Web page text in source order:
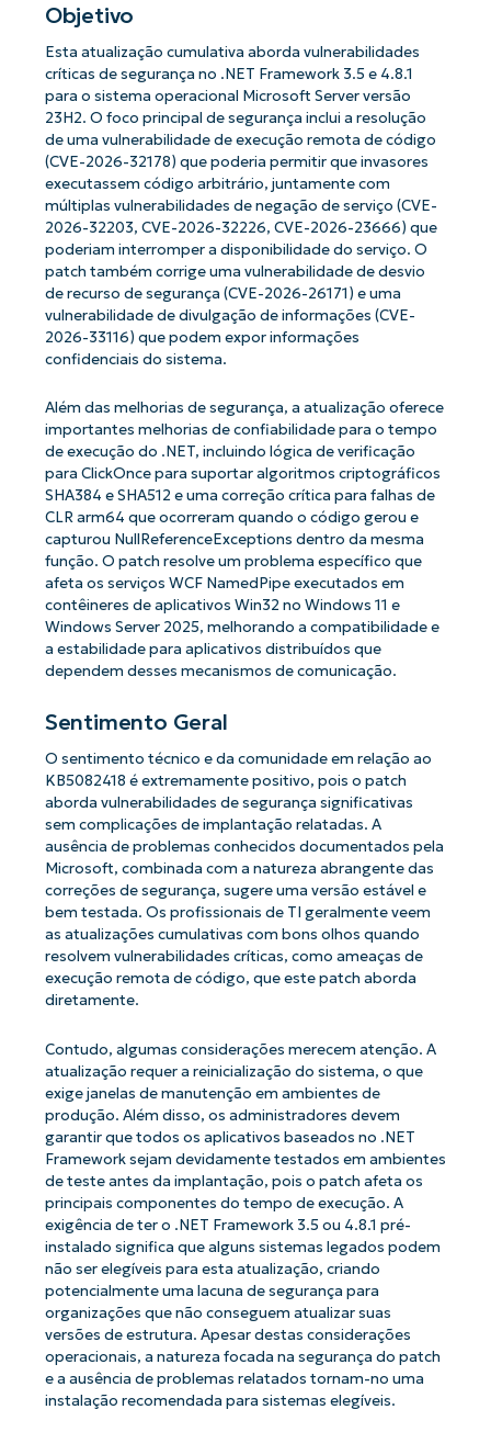
Objetivo
Esta atualização cumulativa aborda vulnerabilidades
críticas de segurança no .NET Framework 3.5 e 4.8.1
para o sistema operacional Microsoft Server versão
23H2. O foco principal de segurança inclui a resolução
de uma vulnerabilidade de execução remota de código
(CVE-2026-32178) que poderia permitir que invasores
executassem código arbitrário, juntamente com
múltiplas vulnerabilidades de negação de serviço (CVE-
2026-32203, CVE-2026-32226, CVE-2026-23666) que
poderiam interromper a disponibilidade do serviço. O
patch também corrige uma vulnerabilidade de desvio
de recurso de segurança (CVE-2026-26171) e uma
vulnerabilidade de divulgação de informações (CVE-
2026-33116) que podem expor informações
confidenciais do sistema.
Além das melhorias de segurança, a atualização oferece
importantes melhorias de confiabilidade para o tempo
de execução do .NET, incluindo lógica de verificação
para ClickOnce para suportar algoritmos criptográficos
SHA384 e SHA512 e uma correção crítica para falhas de
CLR arm64 que ocorreram quando o código gerou e
capturou NullReferenceExceptions dentro da mesma
função. O patch resolve um problema específico que
afeta os serviços WCF NamedPipe executados em
contêineres de aplicativos Win32 no Windows 11 e
Windows Server 2025, melhorando a compatibilidade e
a estabilidade para aplicativos distribuídos que
dependem desses mecanismos de comunicação.
Sentimento Geral
O sentimento técnico e da comunidade em relação ao
KB5082418 é extremamente positivo, pois o patch
aborda vulnerabilidades de segurança significativas
sem complicações de implantação relatadas. A
ausência de problemas conhecidos documentados pela
Microsoft, combinada com a natureza abrangente das
correções de segurança, sugere uma versão estável e
bem testada. Os profissionais de TI geralmente veem
as atualizações cumulativas com bons olhos quando
resolvem vulnerabilidades críticas, como ameaças de
execução remota de código, que este patch aborda
diretamente.
Contudo, algumas considerações merecem atenção. A
atualização requer a reinicialização do sistema, o que
exige janelas de manutenção em ambientes de
produção. Além disso, os administradores devem
garantir que todos os aplicativos baseados no .NET
Framework sejam devidamente testados em ambientes
de teste antes da implantação, pois o patch afeta os
principais componentes do tempo de execução. A
exigência de ter o .NET Framework 3.5 ou 4.8.1 pré-
instalado significa que alguns sistemas legados podem
não ser elegíveis para esta atualização, criando
potencialmente uma lacuna de segurança para
organizações que não conseguem atualizar suas
versões de estrutura. Apesar destas considerações
operacionais, a natureza focada na segurança do patch
e a ausência de problemas relatados tornam-no uma
instalação recomendada para sistemas elegíveis.
Comece a usar as análises de KB
orientadas por IA do NinjaOne!